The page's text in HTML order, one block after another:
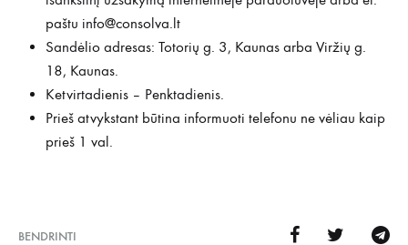
paštu info@consolva.lt
Sandėlio adresas: Totorių g. 3, Kaunas arba Viržių g.
18, Kaunas.
Ketvirtadienis – Penktadienis.
Prieš atvykstant būtina informuoti telefonu ne vėliau kaip
prieš 1 val.
BENDRINTI